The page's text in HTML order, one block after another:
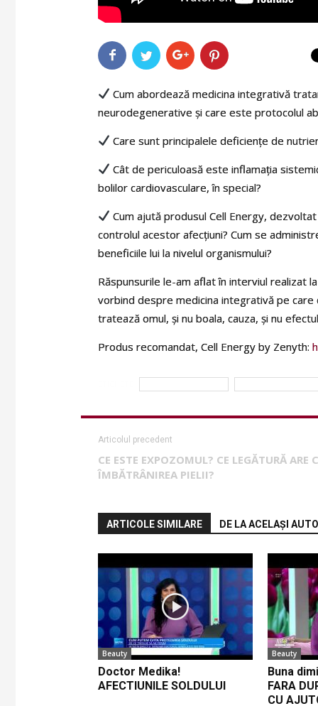
Cum abordează medicina integrativă
neurodegenerative și care este protocolul
Care sunt principalele deficiențe de
Cât de periculoasă este inflamația
bolilor cardiovasculare, în special?
Cum ajută produsul Cell Energy,
controlul acestor afecțiuni? Cum se
beneficiile lui la nivelul organismului?
Răspunsurile le-am aflat în interviul realizat
vorbind despre medicina integrativă pe care
tratează omul, și nu boala, cauza, și nu
Produs recomandat, Cell Energy by Zenyth:
Articolul precedent
CE ESTE EXPOZOMUL? CE LEGĂTURĂ ARE
ÎMBĂTRÂNIREA PIELII?
ARTICOLE SIMILARE DE LA ACELAȘI
Beauty
Doctor Medika!
AFECTIUNILE SOLDULUI
Beauty
Buna
FARA
CU